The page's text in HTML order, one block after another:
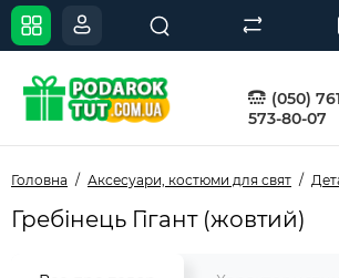
(050)
573-80-07
Головна Аксесуари, костюми для свят
Гребінець Гігант (жовтий)